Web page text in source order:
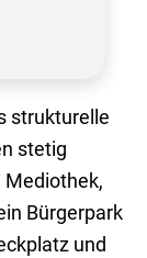
strukturelle
stetig
Bürgerpark
und